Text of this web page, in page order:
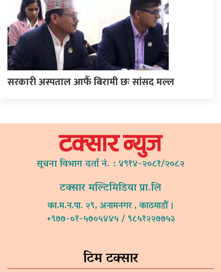
सरकारी अस्पताल आफैँ बिरामी छः सांसद मल्ल
सूचना विभाग दर्ता नं. : ४९१४-२०८१/२०८२
टक्सार मल्टिमिडिया प्रा.लि
का.म.न.पा. २९, अनामनगर , काठमाडौं ।
+९७७-०१-५७०५४४५ / ९८५१२२७७५३
टिम टक्सार